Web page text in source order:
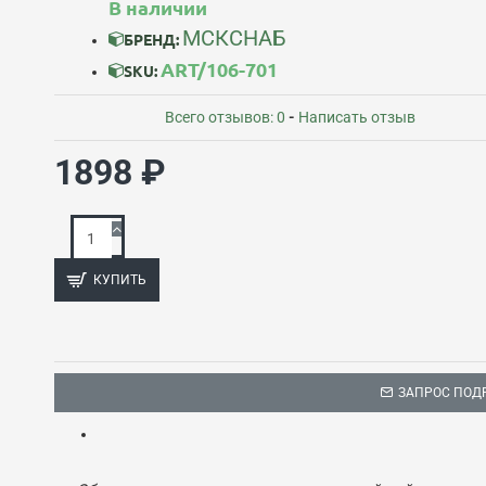
В наличии
БРЕНД: МСКСНАБ
SKU:ART/106-701
Всего отзывов: 0 - Написать отзыв
1898 ₽
КУПИТЬ
ЗАПРОС